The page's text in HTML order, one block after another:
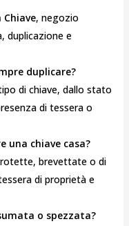
Chiave, negozio
duplicazione e
duplicare?
di chiave, dallo stato
di tessera o
una chiave casa?
brevettate o di
di proprietà e
o spezzata?